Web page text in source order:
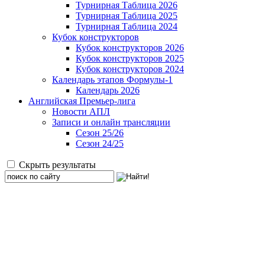
Турнирная Таблица 2026
Турнирная Таблица 2025
Турнирная Таблица 2024
Кубок конструкторов
Кубок конструкторов 2026
Кубок конструкторов 2025
Кубок конструкторов 2024
Календарь этапов Формулы-1
Календарь 2026
Английская Премьер-лига
Новости АПЛ
Записи и онлайн трансляции
Сезон 25/26
Сезон 24/25
Скрыть результаты